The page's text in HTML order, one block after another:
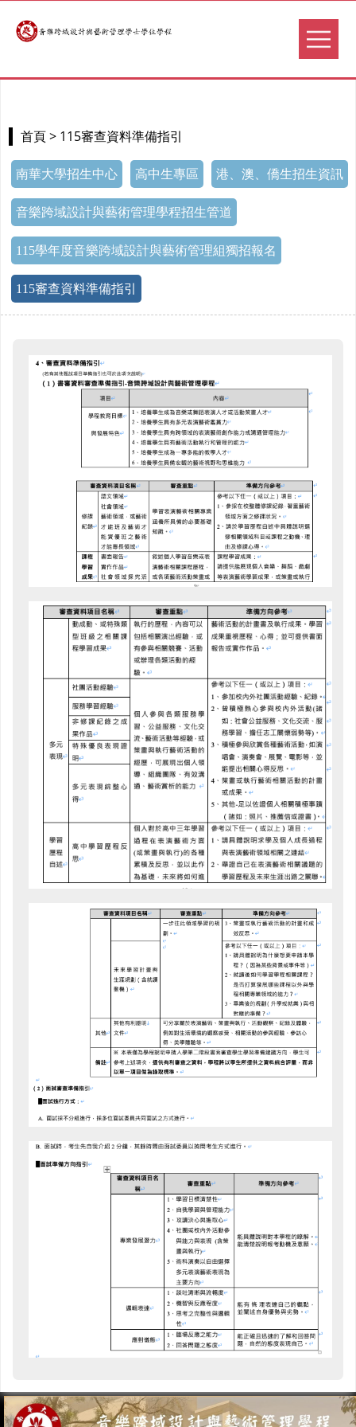
首頁 > 115審查資料準備指引
南華大學招生中心 高中生專區 港、澳、僑生招生資訊
音樂跨域設計與藝術管理學程招生管道
115學年度音樂跨域設計與藝術管理組獨招報名
115審查資料準備指引